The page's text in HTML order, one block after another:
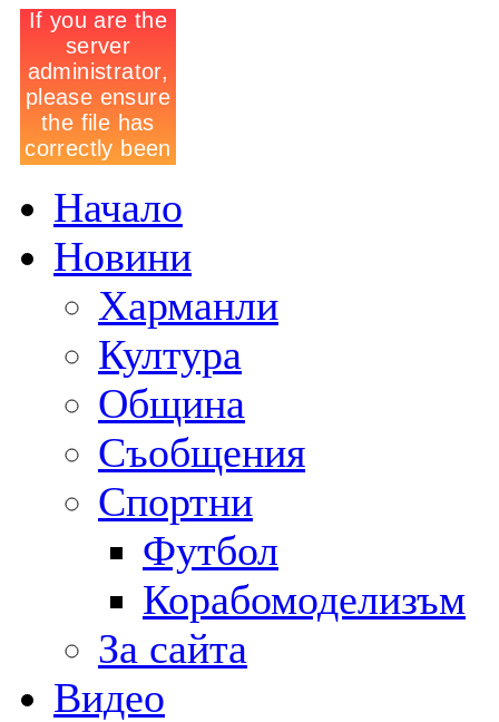
Начало
Новини
Харманли
Култура
Община
Съобщения
Спортни
Футбол
Корабомоделизъм
За сайта
Видео